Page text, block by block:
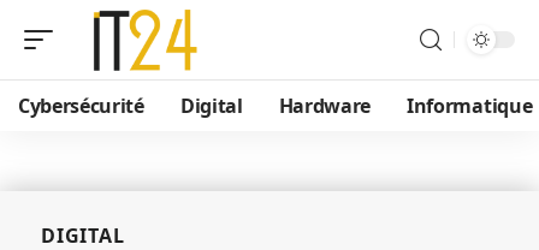
Cybersécurité Digital Hardware Informatique
DIGITAL